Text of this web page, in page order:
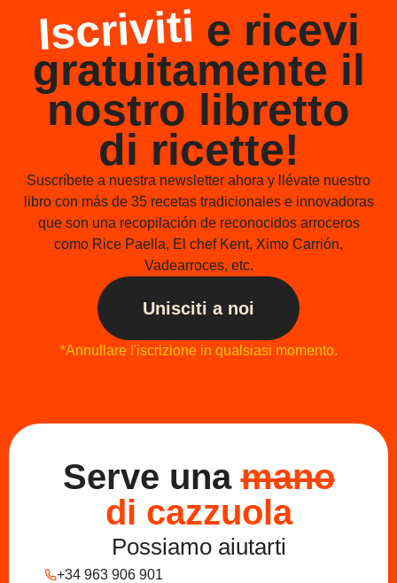
Iscriviti e ricevi
gratuitamente il
nostro libretto
di ricette!
Suscríbete a nuestra newsletter ahora y llévate nuestro
libro con más de 35 recetas tradicionales e innovadoras
que son una recopilación de reconocidos arroceros
como Rice Paella, El chef Kent, Ximo Carrión,
Vadearroces, etc.
Unisciti a noi
*Annullare l'iscrizione in qualsiasi momento.
Serve unamano
di cazzuola
Possiamo aiutarti
+34 963 906 901